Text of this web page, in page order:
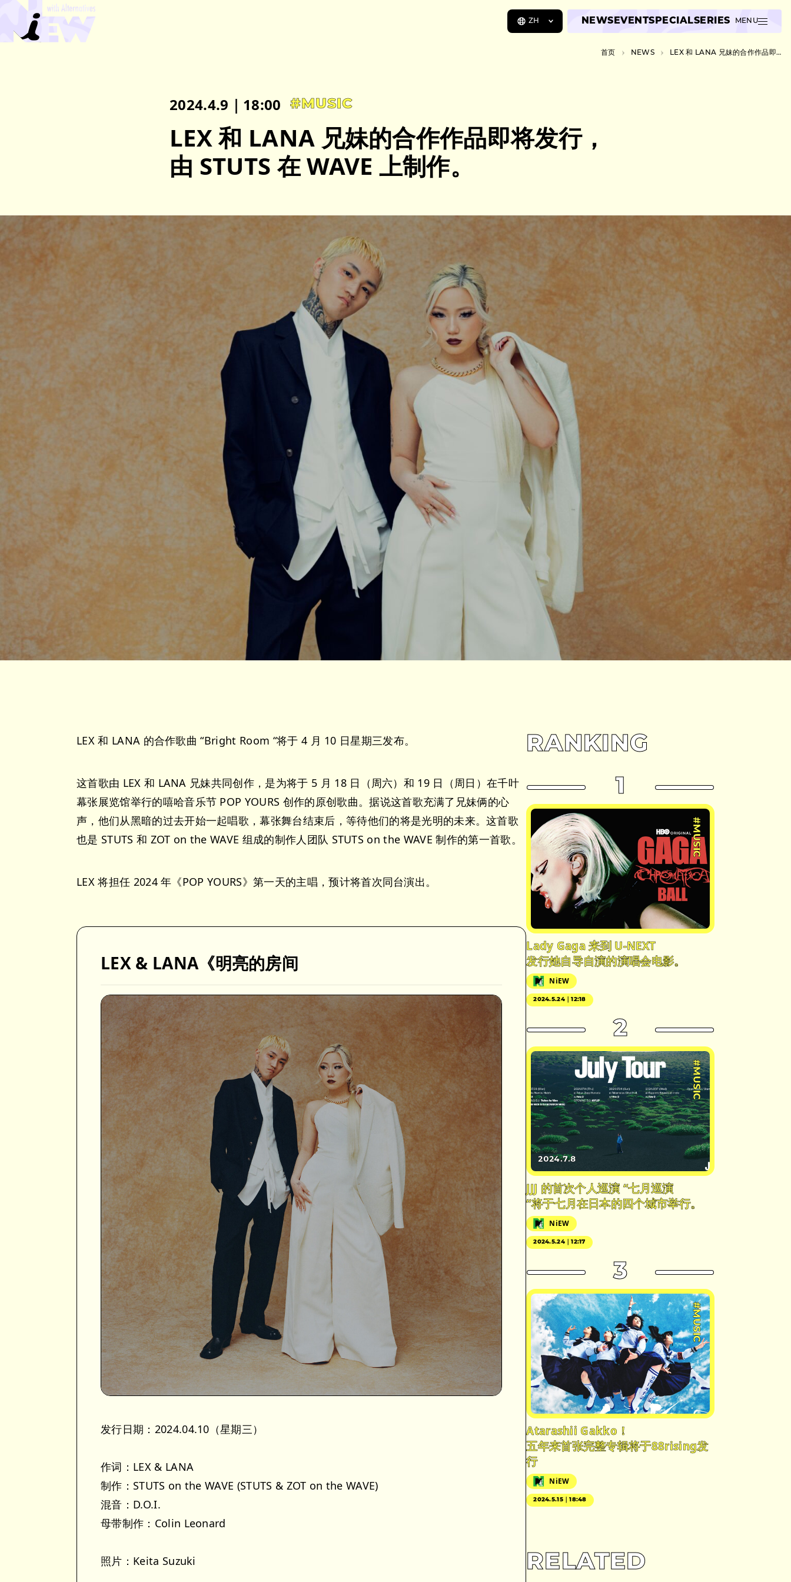
ZH NEWS EVENTSPECIALSERIES MENU
首页 NEWS LEX 和 LANA 兄妹的合作作品即将发行，由 STUTS 在 WAVE 上制作。
2024.4.9｜18:00 #MUSIC
LEX 和 LANA 兄妹的合作作品即将发行，
由 STUTS 在 WAVE 上制作。
LEX 和 LANA 的合作歌曲 “Bright Room “将于 4 月 10 日星期三发布。
这首歌由 LEX 和 LANA 兄妹共同创作，是为将于 5 月 18 日（周六）和 19 日（周日）在千叶
幕张展览馆举行的嘻哈音乐节 POP YOURS 创作的原创歌曲。据说这首歌充满了兄妹俩的心
声，他们从黑暗的过去开始一起唱歌，幕张舞台结束后，等待他们的将是光明的未来。这首歌
也是 STUTS 和 ZOT on the WAVE 组成的制作人团队 STUTS on the WAVE 制作的第一首歌。
LEX 将担任 2024 年《POP YOURS》第一天的主唱，预计将首次同台演出。
LEX & LANA《明亮的房间
发行日期：2024.04.10（星期三）
作词：LEX & LANA
制作：STUTS on the WAVE (STUTS & ZOT on the WAVE)
混音：D.O.I.
母带制作：Colin Leonard
照片：Keita Suzuki
RANKING
1
#MUSIC
Lady Gaga 来到 U-NEXT
发行她自导自演的演唱会电影。
NiEW
2024.5.24｜12:18
2
#MUSIC
2024.7.8
JJJ 的首次个人巡演 “七月巡演
“将于七月在日本的四个城市举行。
NiEW
2024.5.24｜12:17
3
#MUSIC
Atarashii Gakko！
五年来首张完整专辑将于88rising发
行
NiEW
2024.5.15｜18:48
RELATED